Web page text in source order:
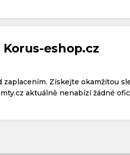
eshop.cz
Získejte okamžitou
aktuálně nenabízí žádné